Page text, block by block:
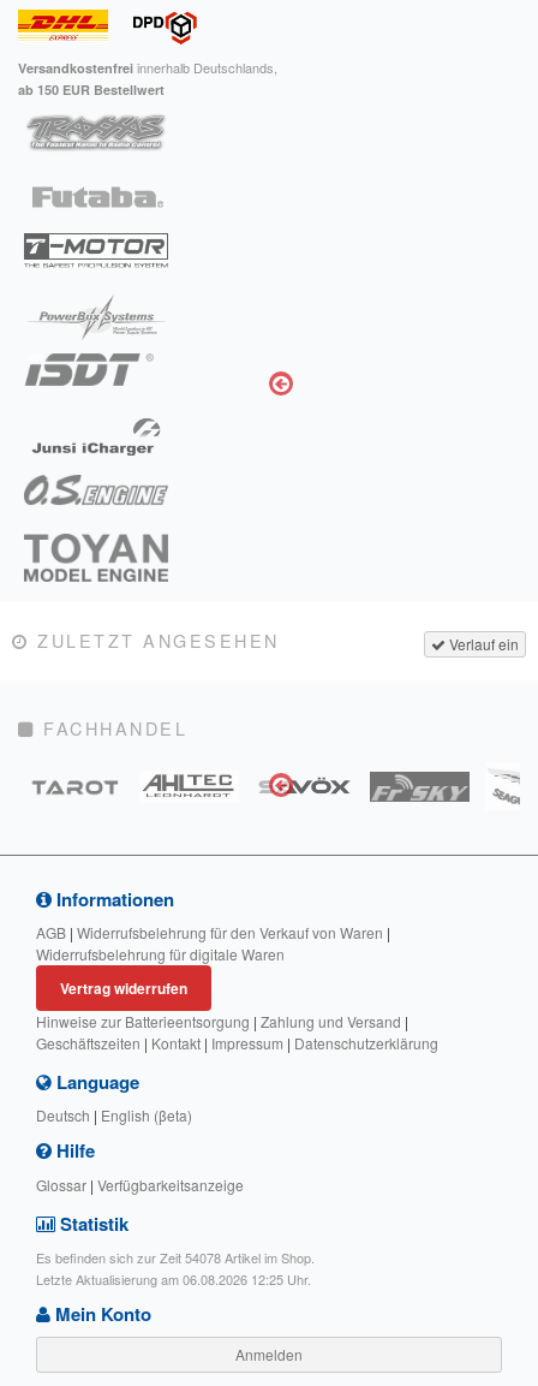
Versandkostenfrei innerhalb Deutschlands,
ab 150 EUR Bestellwert
Verlauf ein
ZULETZT ANGESEHEN
FACHHANDEL
Informationen
AGB | Widerrufsbelehrung für den Verkauf von Waren |
Widerrufsbelehrung für digitale Waren
Vertrag widerrufen
Hinweise zur Batterieentsorgung | Zahlung und Versand |
Geschäftszeiten | Kontakt | Impressum | Datenschutzerklärung
Language
Deutsch | English (βeta)
Hilfe
Glossar | Verfügbarkeitsanzeige
Statistik
Es befinden sich zur Zeit 54078 Artikel im Shop.
Letzte Aktualisierung am 06.08.2026 12:25 Uhr.
Mein Konto
Anmelden